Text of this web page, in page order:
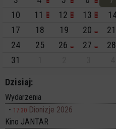
10
11 12 13
17
18 19 20 21
24
25 26 27 28
31
Dzisiaj:
Wydarzenia
17:30 Dionizje 2026
Kino JANTAR